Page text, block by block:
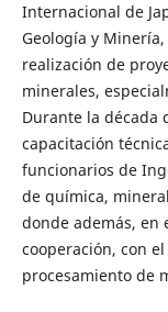
Internacional de
Geología y
realización de
minerales,
Durante la década
capacitación
funcionarios de
de química,
donde además, en
cooperación, con
procesamiento de